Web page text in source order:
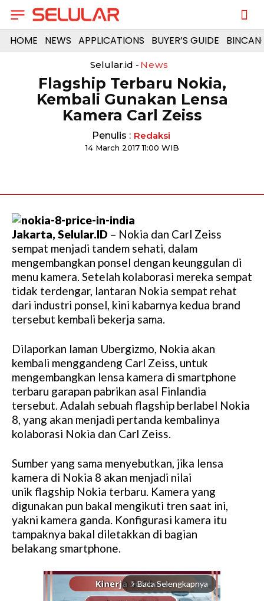
HOME NEWS APPLICATIONS BUYER’S GUIDE
Selular.id - News
Flagship Terbaru Nokia,
Kembali Gunakan Lensa
Kamera Carl Zeiss
Penulis : Redaksi
14 March 2017 11:00 WIB
Jakarta, Selular.ID – Nokia dan Carl Zeiss
sempat menjadi tandem sehati, dalam
mengembangkan ponsel dengan keunggulan di
menu kamera. Setelah kolaborasi mereka sempat
tidak terdengar, lantaran Nokia sempat rehat
dari industri ponsel, kini kabarnya kedua brand
tersebut kembali bekerja sama.
Dilaporkan laman Ubergizmo, Nokia akan
kembali menggandeng Carl Zeiss, untuk
mengembangkan lensa kamera di smartphone
terbaru garapan pabrikan asal Finlandia
tersebut. Adalah sebuah flagship berlabel Nokia
8, yang akan menjadi pertanda kembalinya
kolaborasi Nokia dan Carl Zeiss.
Sumber yang sama menyebutkan, jika lensa
kamera di Nokia 8 akan menjadi nilai
unik flagship Nokia terbaru. Kamera yang
digunakan pun bakal mengikuti tren saat ini,
yakni kamera ganda. Konfigurasi kamera itu
tampaknya bakal diletakkan di bagian
belakang smartphone.
arrow_forward_ios Baca Selengkapnya